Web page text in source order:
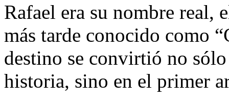
Rafael era su nombre real,
más tarde conocido como
destino se convirtió no
historia, sino en el primer